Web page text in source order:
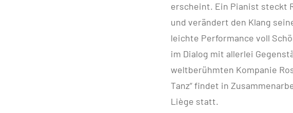
erscheint. Ein Pianist steckt
und verändert den Klang
leichte Performance voll
im Dialog mit allerlei
weltberühmten Kompanie
Tanz“ findet in
Liège statt.